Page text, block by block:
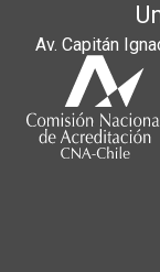
Av. Capitán